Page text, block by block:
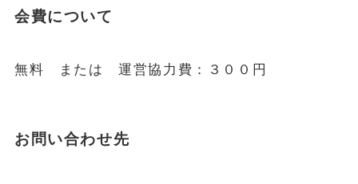
会費について
無料 または 運営協力費：３００円
お問い合わせ先